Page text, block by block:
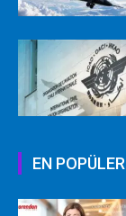
EN POPÜLER